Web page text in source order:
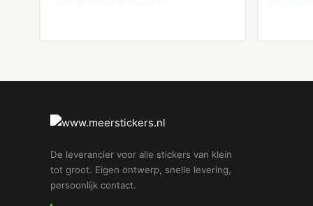
De leverancier voor alle stickers van klein
tot groot. Eigen ontwerp, snelle levering,
persoonlijk contact.